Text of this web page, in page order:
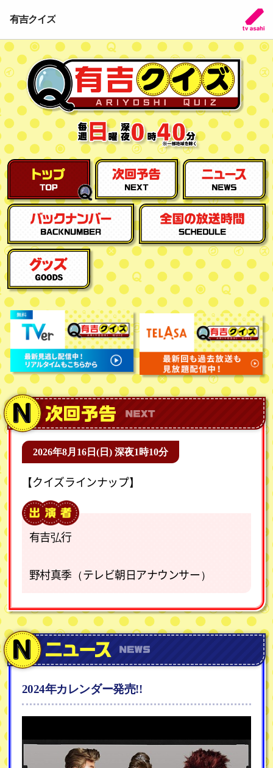
有吉クイズ
2024年カレンダー発売!!